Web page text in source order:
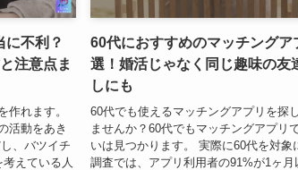
に不利？
注意点ま
作れます。
活動をあき
、バツイチ
えている人
60代におすすめのマッチングア
選！婚活じゃなく同じ趣味の友
しにも
60代でも使えるマッチングアプリを探
ませんか？60代でもマッチングアプリ
いは見つかります。 実際に60代を対象
調査では、アプリ利用者の91%が1ヶ月